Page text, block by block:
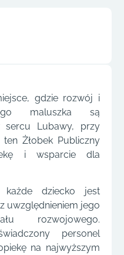
gdzie rozwój i
maluszka są
sercu Lubawy, przy
Żłobek Publiczny
i wsparcie dla
każde dziecko jest
uwzględnieniem jego
rozwojowego.
personel
na najwyższym